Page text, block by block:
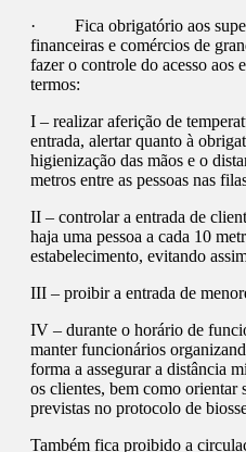
· Fica obrigatório aos
financeiras e comércios de
fazer o controle do acesso aos
termos:
I – realizar aferição de
entrada, alertar quanto à
higienização das mãos e o
metros entre as pessoas nas
II – controlar a entrada de
haja uma pessoa a cada 10
estabelecimento, evitando
III – proibir a entrada de
IV – durante o horário de
manter funcionários
forma a assegurar a distância
os clientes, bem como orientar
previstas no protocolo de
Também fica proibido a